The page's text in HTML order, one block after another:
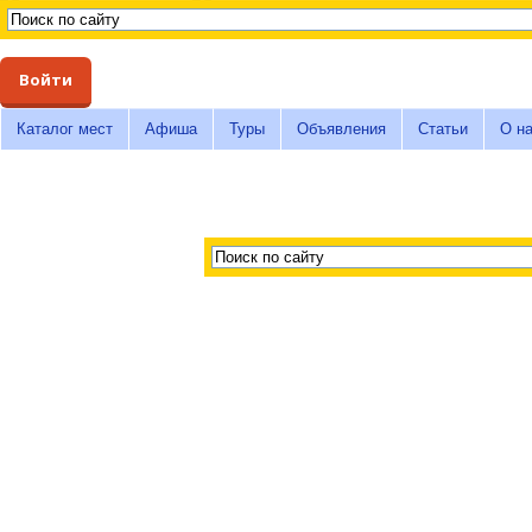
Войти
Каталог мест Афиша Туры Объявления Статьи О